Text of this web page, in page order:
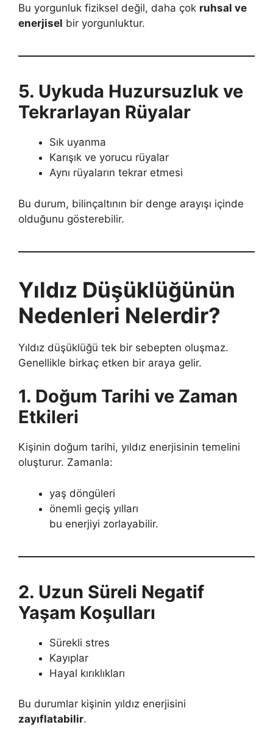
Bu yorgunluk fiziksel değil, daha çok ruhsal ve
enerjisel bir yorgunluktur.
5. Uykuda Huzursuzluk ve
Tekrarlayan Rüyalar
Sık uyanma
Karışık ve yorucu rüyalar
Aynı rüyaların tekrar etmesi
Bu durum, bilinçaltının bir denge arayışı içinde
olduğunu gösterebilir.
Yıldız Düşüklüğünün
Nedenleri Nelerdir?
Yıldız düşüklüğü tek bir sebepten oluşmaz.
Genellikle birkaç etken bir araya gelir.
1. Doğum Tarihi ve Zaman
Etkileri
Kişinin doğum tarihi, yıldız enerjisinin temelini
oluşturur. Zamanla:
yaş döngüleri
önemli geçiş yılları
bu enerjiyi zorlayabilir.
2. Uzun Süreli Negatif
Yaşam Koşulları
Sürekli stres
Kayıplar
Hayal kırıklıkları
Bu durumlar kişinin yıldız enerjisini
zayıflatabilir.